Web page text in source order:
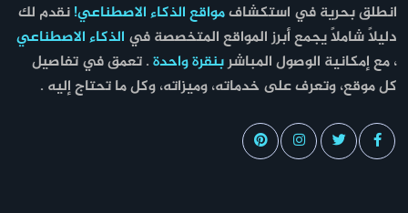
انطلق بحرية في استكشافمواقع الذكاء الاصطناعي!نقدم لك
دليلاً شاملاً يجمع أبرز المواقع المتخصصة في الذكاء الاصطناعي
، مع إمكانية الوصول المباشربنقرة واحدة. تعمق في تفاصيل
كل موقع، وتعرف على خدماته، وميزاته، وكل ما تحتاج إليه .